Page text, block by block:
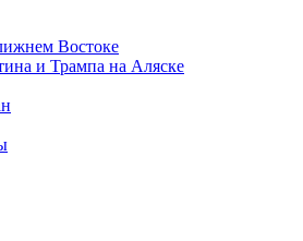
Востоке
и Трампа на Аляске